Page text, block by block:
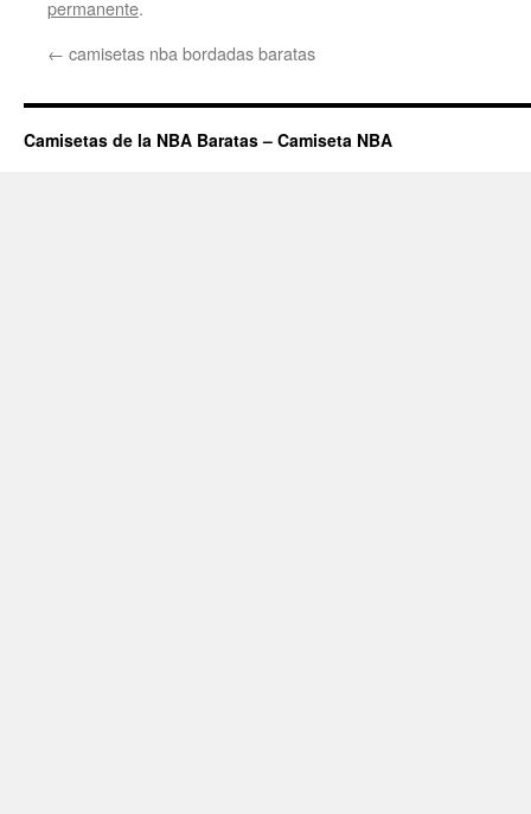
permanente.
← camisetas nba bordadas baratas
Camisetas de la NBA Baratas – Camiseta NBA